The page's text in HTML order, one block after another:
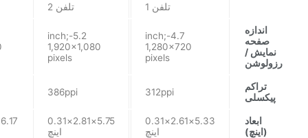
تلفن 1 تلفن 2
اندازه
صفحه
نمایش /
رزولوشن
4.7-inch;
1,280×720
pixels
5.2-inch;
1,920×1,080
pixels
تراکم
پیکسلی
312ppi
386ppi
ابعاد
(اینچ)
5.33×2.61×0.31
اینچ
5.75×2.81×0.31
اینچ